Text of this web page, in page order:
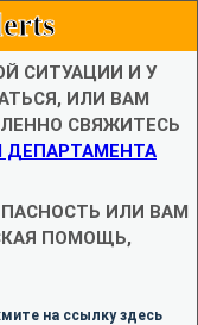
СИТУАЦИИ И У
ИЛИ ВАМ
СВЯЖИТЕСЬ
ИЛИ ВАМ
ПОМОЩЬ,
на ссылку здесь